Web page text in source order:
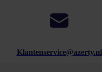
Klantenservice@azerty.nl